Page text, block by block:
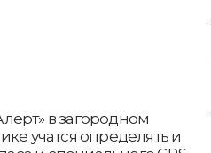
в загородном
учатся определять и